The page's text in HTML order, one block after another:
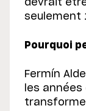
devrait
seulement
Pourquoi
Fermín
les